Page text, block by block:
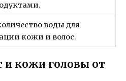
воды для
кожи и волос.
и кожи головы от